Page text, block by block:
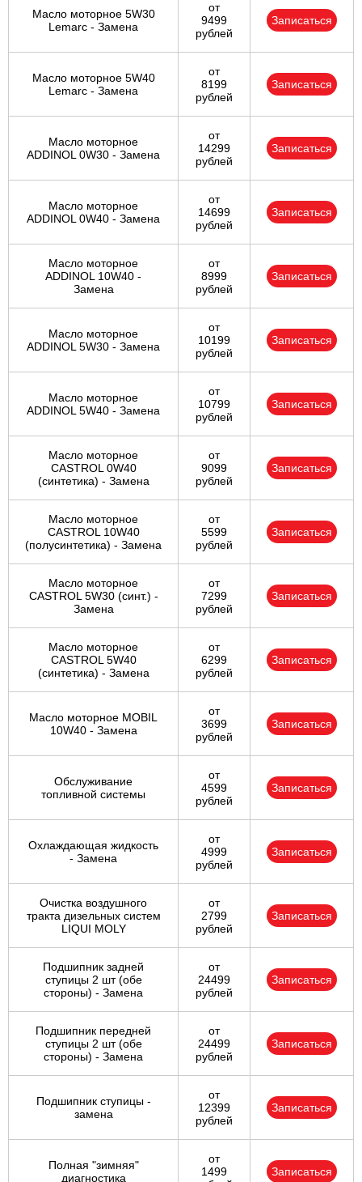
Масло моторное 5W30
Lemarc - Замена
от
9499
рублей
Записаться
Масло моторное 5W40
Lemarc - Замена
от
8199
рублей
Записаться
Масло моторное
ADDINOL 0W30 - Замена
от
14299
рублей
Записаться
Масло моторное
ADDINOL 0W40 - Замена
от
14699
рублей
Записаться
Масло моторное
ADDINOL 10W40 -
Замена
от
8999
рублей
Записаться
Масло моторное
ADDINOL 5W30 - Замена
от
10199
рублей
Записаться
Масло моторное
ADDINOL 5W40 - Замена
от
10799
рублей
Записаться
Масло моторное
CASTROL 0W40
(синтетика) - Замена
от
9099
рублей
Записаться
Масло моторное
CASTROL 10W40
(полусинтетика) - Замена
от
5599
рублей
Записаться
Масло моторное
CASTROL 5W30 (синт.) -
Замена
от
7299
рублей
Записаться
Масло моторное
CASTROL 5W40
(синтетика) - Замена
от
6299
рублей
Записаться
Масло моторное MOBIL
10W40 - Замена
от
3699
рублей
Записаться
Обслуживание
топливной системы
от
4599
рублей
Записаться
Охлаждающая жидкость
- Замена
от
4999
рублей
Записаться
Очистка воздушного
тракта дизельных систем
LIQUI MOLY
от
2799
рублей
Записаться
Подшипник задней
ступицы 2 шт (обе
стороны) - Замена
от
24499
рублей
Записаться
Подшипник передней
ступицы 2 шт (обе
стороны) - Замена
от
24499
рублей
Записаться
Подшипник ступицы -
замена
от
12399
рублей
Записаться
Полная "зимняя"
диагностика
от
1499
Записаться